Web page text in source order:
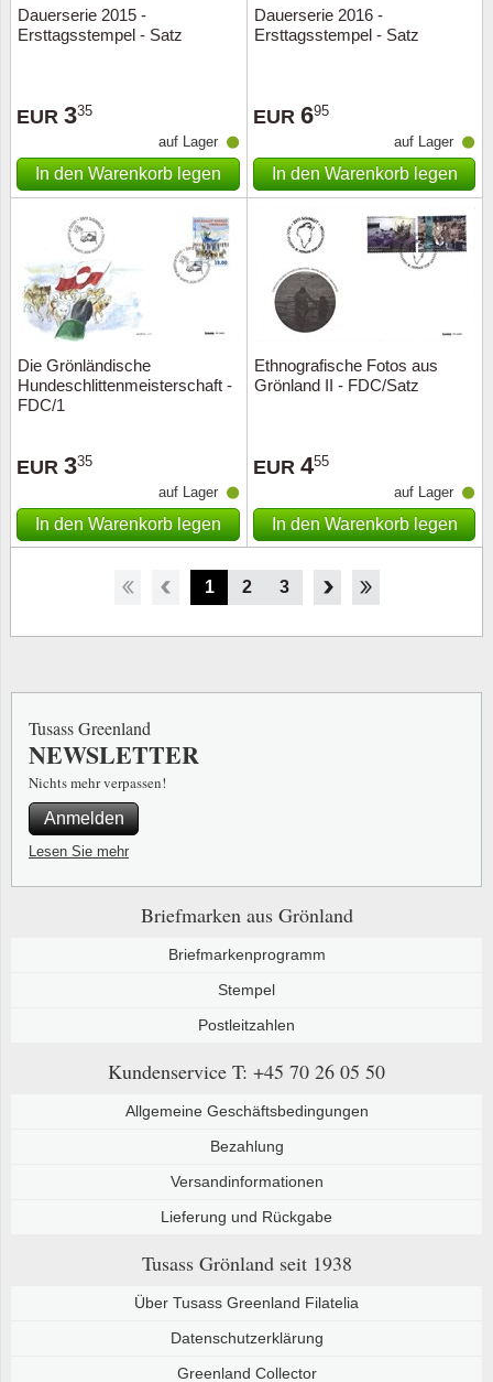
Dauerserie 2015 -
Ersttagsstempel - Satz
EUR 335
auf Lager
In den Warenkorb legen
Dauerserie 2016 -
Ersttagsstempel - Satz
EUR 695
auf Lager
In den Warenkorb legen
Die Grönländische
Hundeschlittenmeisterschaft -
FDC/1
EUR 335
auf Lager
In den Warenkorb legen
Ethnografische Fotos aus
Grönland II - FDC/Satz
EUR 455
auf Lager
In den Warenkorb legen
1 2 3 4 5
Briefmarken aus Grönland
Briefmarkenprogramm
Stempel
Postleitzahlen
Kundenservice T: +45 70 26 05 50
Allgemeine Geschäftsbedingungen
Bezahlung
Versandinformationen
Lieferung und Rückgabe
Tusass Grönland seit 1938
Über Tusass Greenland Filatelia
Datenschutzerklärung
Greenland Collector
Tusass Greenland
NEWSLETTER
Nichts mehr verpassen!
Anmelden
Lesen Sie mehr